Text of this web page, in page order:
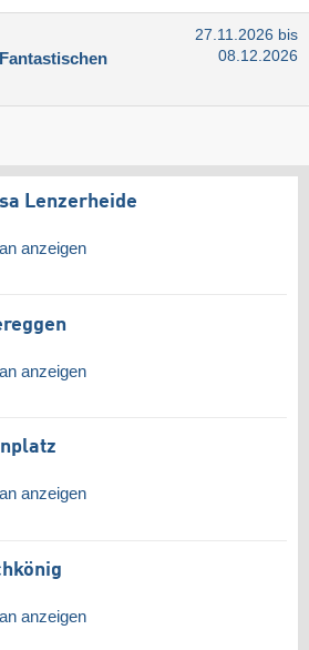
27.11.2026 bis
08.12.2026
Lenzerheide
anzeigen
anzeigen
anzeigen
anzeigen